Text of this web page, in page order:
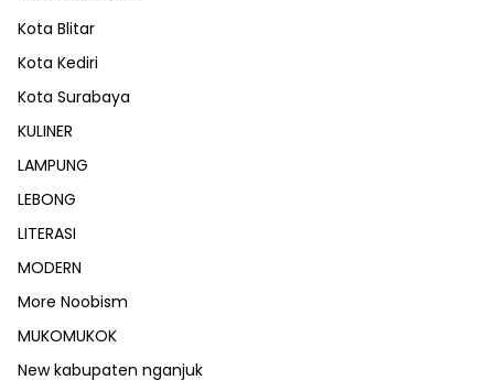
Kota Blitar
Kota Kediri
Kota Surabaya
KULINER
LAMPUNG
LEBONG
LITERASI
MODERN
More Noobism
MUKOMUKOK
New kabupaten nganjuk